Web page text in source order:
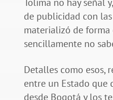
de publicidad con
materializó de
sencillamente no
Detalles como esos,
entre un Estado que
desde Bogotá y los